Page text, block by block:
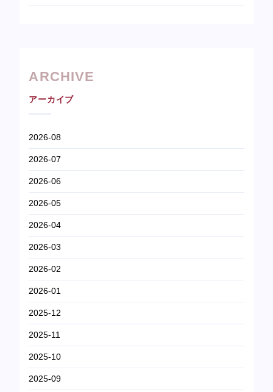
ARCHIVE
アーカイブ
2026-08
2026-07
2026-06
2026-05
2026-04
2026-03
2026-02
2026-01
2025-12
2025-11
2025-10
2025-09